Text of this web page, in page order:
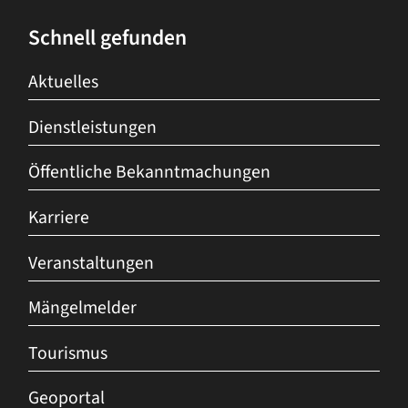
Schnell gefunden
Aktuelles
Dienstleistungen
Öffentliche Bekanntmachungen
Karriere
Veranstaltungen
Mängelmelder
Tourismus
Geoportal